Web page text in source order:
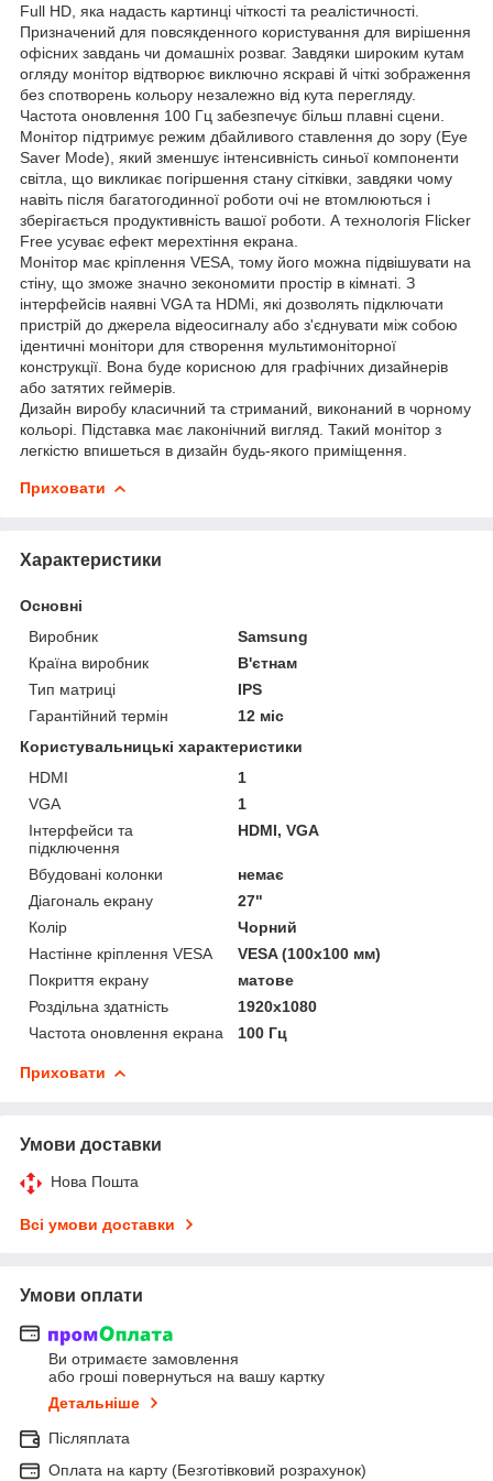
Full HD, яка надасть картинці чіткості та реалістичності.
Призначений для повсякденного користування для вирішення
офісних завдань чи домашніх розваг. Завдяки широким кутам
огляду монітор відтворює виключно яскраві й чіткі зображення
без спотворень кольору незалежно від кута перегляду.
Частота оновлення 100 Гц забезпечує більш плавні сцени.
Монітор підтримує режим дбайливого ставлення до зору (Eye
Saver Mode), який зменшує інтенсивність синьої компоненти
світла, що викликає погіршення стану сітківки, завдяки чому
навіть після багатогодинної роботи очі не втомлюються і
зберігається продуктивність вашої роботи. А технологія Flicker
Free усуває ефект мерехтіння екрана.
Монітор має кріплення VESA, тому його можна підвішувати на
стіну, що зможе значно зекономити простір в кімнаті. З
інтерфейсів наявні VGA та HDMi, які дозволять підключати
пристрій до джерела відеосигналу або з'єднувати між собою
ідентичні монітори для створення мультимоніторної
конструкції. Вона буде корисною для графічних дизайнерів
або затятих геймерів.
Дизайн виробу класичний та стриманий, виконаний в чорному
кольорі. Підставка має лаконічний вигляд. Такий монітор з
легкістю впишеться в дизайн будь-якого приміщення.
Приховати
Характеристики
Основні
Виробник
Samsung
Країна виробник
В'єтнам
Тип матриці
IPS
Гарантійний термін
12 міс
Користувальницькі характеристики
HDMI
1
VGA
1
Інтерфейси та
підключення
HDMI, VGA
Вбудовані колонки
немає
Діагональ екрану
27"
Колір
Чорний
Настінне кріплення VESA
VESA (100х100 мм)
Покриття екрану
матове
Роздільна здатність
1920x1080
Частота оновлення екрана
100 Гц
Приховати
Умови доставки
Нова Пошта
Всі умови доставки
Умови оплати
Ви отримаєте замовлення
або гроші повернуться на вашу картку
Детальніше
Післяплата
Оплата на карту (Безготівковий розрахунок)